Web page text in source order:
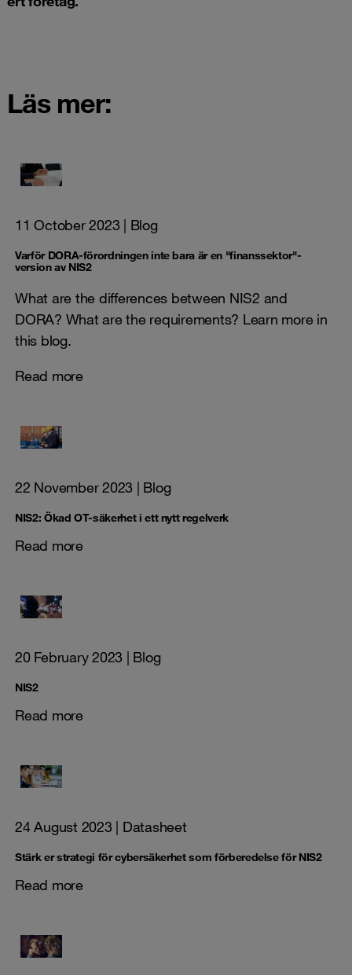
Läs mer:
11 October 2023 | Blog
Varför DORA-förordningen inte bara är en "finanssektor"-
version av NIS2
What are the differences between NIS2 and
DORA? What are the requirements? Learn more in
this blog.
Read more
22 November 2023 | Blog
NIS2: Ökad OT-säkerhet i ett nytt regelverk
Read more
20 February 2023 | Blog
NIS2
Read more
24 August 2023 | Datasheet
Stärk er strategi för cybersäkerhet som förberedelse för NIS2
Read more